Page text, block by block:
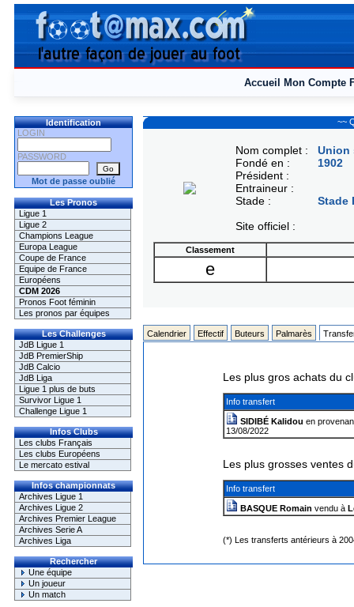
Accueil Mon Compte
Identification
LOGIN
PASSWORD
Mot de passe oublié
Les Pronos
Ligue 1
Ligue 2
Champions League
Europa League
Coupe de France
Equipe de France
Européens
CDM 2026
Pronos Foot féminin
Les pronos par équipes
Les Challenges
JdB Ligue 1
JdB PremierShip
JdB Calcio
JdB Liga
Ligue 1 plus de buts
Survivor Ligue 1
Challenge Ligue 1
Infos Clubs
Les clubs Français
Les clubs Européens
Le mercato estival
Infos championnats
Archives Ligue 1
Archives Ligue 2
Archives Premier League
Archives Serie A
Archives Liga
Rechercher
Une équipe
Un joueur
Un match
~~
Nom complet :
Fondé en :
Président :
Entraineur :
Stade :
Site officiel :
Union
1902
Stade
Classement
e
Calendrier Effectif Buteurs Palmarès
Les plus gros achats du
Info transfert
SIDIBÉ Kalidou en
13/08/2022
Les plus grosses ventes
Info transfert
BASQUE Romain vendu à
(*) Les transferts antérieurs à